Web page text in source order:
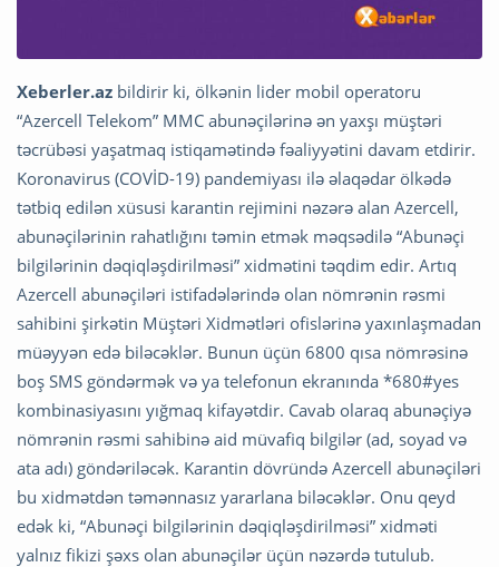
Xeberler.az bildirir ki, ölkənin lider mobil operatoru
“Azercell Telekom” MMC abunəçilərinə ən yaxşı müştəri
təcrübəsi yaşatmaq istiqamətində fəaliyyətini davam etdirir.
Koronavirus (COVİD-19) pandemiyası ilə əlaqədar ölkədə
tətbiq edilən xüsusi karantin rejimini nəzərə alan Azercell,
abunəçilərinin rahatlığını təmin etmək məqsədilə “Abunəçi
bilgilərinin dəqiqləşdirilməsi” xidmətini təqdim edir. Artıq
Azercell abunəçiləri istifadələrində olan nömrənin rəsmi
sahibini şirkətin Müştəri Xidmətləri ofislərinə yaxınlaşmadan
müəyyən edə biləcəklər. Bunun üçün 6800 qısa nömrəsinə
boş SMS göndərmək və ya telefonun ekranında *680#yes
kombinasiyasını yığmaq kifayətdir. Cavab olaraq abunəçiyə
nömrənin rəsmi sahibinə aid müvafiq bilgilər (ad, soyad və
ata adı) göndəriləcək. Karantin dövründə Azercell abunəçiləri
bu xidmətdən təmənnasız yararlana biləcəklər. Onu qeyd
edək ki, “Abunəçi bilgilərinin dəqiqləşdirilməsi” xidməti
yalnız fikizi şəxs olan abunəçilər üçün nəzərdə tutulub.